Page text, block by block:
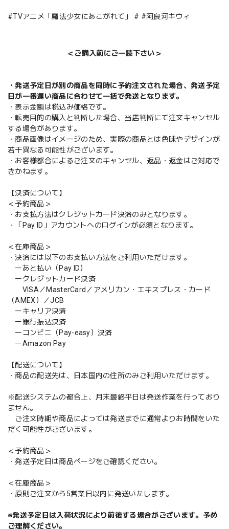
#TVアニメ「魔法少女にあこがれて」 # #阿良河キウィ
＜ご購入前にご一読下さい＞
・発送予定日が別の商品を同時に予約注文された場合、発送予定
日が一番遅い商品に合わせて一括で発送となります。
・表示金額は税込み価格です。
・転売目的の購入と判断した場合、当店判断にて注文キャンセル
する場合があります。
・商品画像はイメージのため、実際の商品とは色味やデザインが
若干異なる可能性がございます。
・お客様都合によるご注文のキャンセル、返品・返金はご対応で
きかねます。
【決済について】
＜予約商品＞
・お支払方法はクレジットカード決済のみとなります。
・「Pay ID」アカウントへのログインが必須となります。
＜在庫商品＞
・決済には以下のお支払い方法をご利用いただけます。
ーあと払い（Pay ID）
ークレジットカード決済
VISA／MasterCard／アメリカン・エキスプレス・カード
（AMEX）／JCB
ーキャリア決済
ー銀行振込決済
ーコンビニ（Pay-easy）決済
ーAmazon Pay
【配送について】
・商品の配送先は、日本国内の住所のみご利用いただけます。
※配送システムの都合上、月末最終平日は発送作業を行っており
ません。
ご注文時期や商品によっては発送までに通常よりお時間をいた
だく可能性がございます。
＜予約商品＞
・発送予定日は商品ページをご確認ください。
＜在庫商品＞
・原則ご注文から5営業日以内に発送いたします。
※発送予定日は入荷状況により前後する場合がございます。予め
ご理解ください。